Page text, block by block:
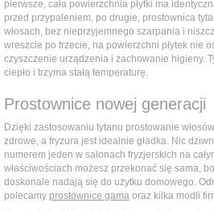
pierwsze, cała powierzchnia płytki ma
przed przypaleniem, po drugie, prostownica
włosach, bez nieprzyjemnego szarpania i
wreszcie po trzecie, na powierzchni płytek nie
czyszczenie urządzenia i zachowanie higieny.
ciepło i trzyma stałą temperaturę.
Prostownice nowej generacji
Dzięki zastosowaniu tytanu prostowanie
zdrowe, a fryzura jest idealnie gładka. Nic
numerem jeden w salonach fryzjerskich na
właściwościach możesz przekonać się sama,
doskonale nadają się do użytku domowego.
polecamy prostownice gama oraz kilka modli